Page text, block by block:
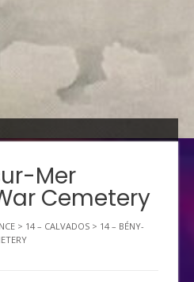
Mer
Cemetery
> 14 – CALVADOS > 14 – BÉNY-